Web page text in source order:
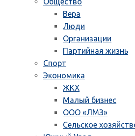
Вера
Люди
Организации
Партийная жизнь
Спорт
Экономика
ЖКХ
Малый бизнес
ООО «ЛМЗ»
Сельское